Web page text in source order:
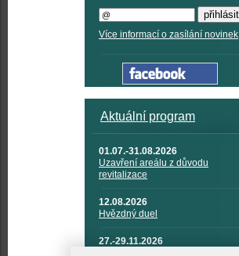
Více informací o zasílání novinek
Aktuální program
01.07.-31.08.2026
Uzavření areálu z důvodu
revitalizace
12.08.2026
Hvězdný duel
27.-29.11.2026